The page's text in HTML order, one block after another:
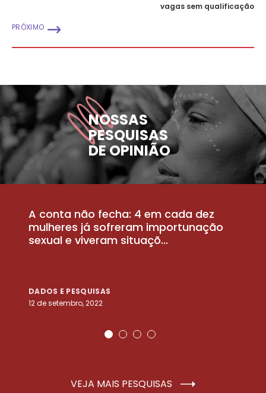
vagas sem qualificação
PRÓXIMO
NOSSAS
PESQUISAS
DE OPINIÃO
A conta não fecha: 4 em cada dez
mulheres já sofreram importunação
sexual e viveram situaçõ...
DADOS E PESQUISAS
12 de setembro, 2022
VEJA MAIS PESQUISAS